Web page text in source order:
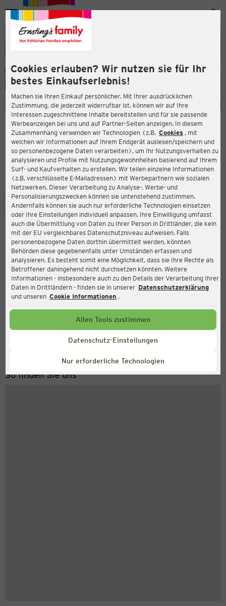
Cookies erlauben? Wir nutzen sie für Ihr
bestes Einkaufserlebnis!
Machen sie Ihren Einkauf persönlicher. Mit Ihrer ausdrücklichen
Zustimmung, die jederzeit widerrufbar ist, können wir auf Ihre
Interessen zugeschnittene Inhalte bereitstellen und für sie passende
Werbeanzeigen bei uns und auf Partner-Seiten anzeigen. In diesem
Zusammenhang verwenden wir Technologien (z.B. Cookies , mit
welchen wir Informationen auf Ihrem Endgerät auslesen/speichern und
so personenbezogene Daten verarbeiten), um Ihr Nutzungsverhalten zu
analysieren und Profile mit Nutzungsgewohnheiten basierend auf Ihrem
Surf- und Kaufverhalten zu erstellen. Wir teilen einzelne Informationen
(z.B. verschlüsselte E-Mailadressen) mit Werbepartnern wie sozialen
Netzwerken. Dieser Verarbeitung zu Analyse-, Werbe- und
Personalisierungszwecken können sie untenstehend zustimmen.
Andernfalls können sie auch nur erforderliche Technologien einsetzen
oder Ihre Einstellungen individuell anpassen. Ihre Einwilligung umfasst
auch die Übermittlung von Daten zu Ihrer Person in Drittländer, die kein
mit der EU vergleichbares Datenschutzniveau aufweisen. Falls
personenbezogene Daten dorthin übermittelt werden, könnten
Behörden diese gegebenenfalls unter Umständen erfassen und
analysieren. Es besteht somit eine Möglichkeit, dass sie Ihre Rechte als
Betroffener dahingehend nicht durchsetzen könnten. Weitere
Informationen - insbesondere auch zu den Details der Verarbeitung Ihrer
Daten in Drittländern - finden sie in unserer Datenschutzerklärung
und unseren Cookie Informationen .
Allen Tools zustimmen
Datenschutz-Einstellungen
Nur erforderliche Technologien
Menü
ERNSTING'S FAMILY FILIALE
Breite Straße 25-27
14471 Potsdam
3,8
Bewertung:
STANDORT SERVICES SORTIMENT AKTIONEN
Ernsting's family
Breite Straße 25-27, 14471 Potsdam
Aktuell:
Geschlossen
Service Hotline
+43 (0) 1 2675 502
So finden Sie uns